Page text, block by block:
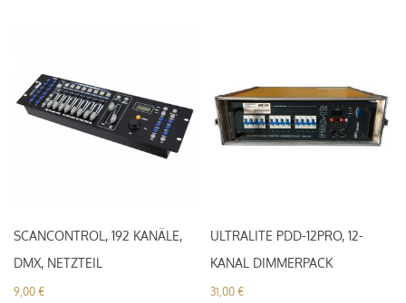
SCANCONTROL, 192 KANÄLE,
DMX, NETZTEIL
9,00 €
ULTRALITE PDD-12PRO, 12-
KANAL DIMMERPACK
31,00€